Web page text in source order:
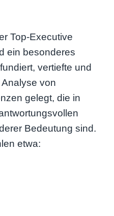
Top-Executive
ein besonderes
vertiefte und
von
gelegt, die in
Bedeutung sind.
etwa: